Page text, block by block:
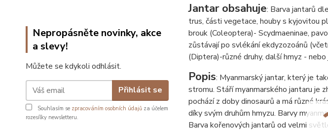
Nepropásněte novinky, akce
a slevy!
Můžete se kdykoli odhlásit.
Přihlásit se
Souhlasím se zpracováním osobních údajů za účelem
rozesílky newsletteru.
Jantar obsahuje: Barva jantarů
trus, části vegetace, houby s kyjovitou
brouk (Coleoptera)- Scydmaeninae,
zůstávají po svlékání ekdyzozoánů
(Diptera)-různé druhy, další hmyz -
Popis: Myanmarský jantar, který je
stromu. Stáří myanmarského jantaru je
pochází z doby dinosaurů a má různé
díky svým druhům hmyzu. Barvy
Barva kořenových jantarů od velmi